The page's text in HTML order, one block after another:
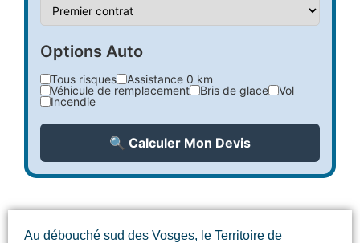
Options Auto
Tous risques
Assistance 0 km
Véhicule de remplacement
Bris de glace
Vol
Incendie
🔍 Calculer Mon Devis
Au débouché sud des Vosges, le Territoire de